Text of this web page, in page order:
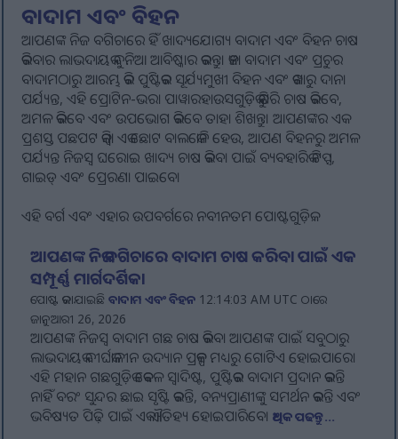
ବାଦାମ ଏବଂ ବିହନ
ଆପଣଙ୍କ ନିଜ ବଗିଚାରେ ହିଁ ଖାଦ୍ୟଯୋଗ୍ୟ ବାଦାମ ଏବଂ ବିହନ ଚାଷ
କରିବାର ଲାଭଦାୟକ ଦୁନିଆ ଆବିଷ୍କାର କରନ୍ତୁ। କଞ୍ଚା ବାଦାମ ଏବଂ ପ୍ରଚୁର
ବାଦାମଠାରୁ ଆରମ୍ଭ କରି ପୁଷ୍ଟିକର ସୂର୍ଯ୍ୟମୁଖୀ ବିହନ ଏବଂ କଖାରୁ ଦାନା
ପର୍ଯ୍ୟନ୍ତ, ଏହି ପ୍ରୋଟିନ-ଭରା ପାୱାରହାଉସଗୁଡ଼ିକୁ କିପରି ଚାଷ କରିବେ,
ଅମଳ କରିବେ ଏବଂ ଉପଭୋଗ କରିବେ ତାହା ଶିଖନ୍ତୁ। ଆପଣଙ୍କର ଏକ
ପ୍ରଶସ୍ତ ପଛପଟ କିମ୍ବା ଏକ ଛୋଟ ବାଲକୋନି ହେଉ, ଆପଣ ବିହନରୁ ଅମଳ
ପର୍ଯ୍ୟନ୍ତ ନିଜସ୍ୱ ଘରୋଇ ଖାଦ୍ୟ ଚାଷ କରିବା ପାଇଁ ବ୍ୟବହାରିକ ଟିପ୍ସ,
ଗାଇଡ୍ ଏବଂ ପ୍ରେରଣା ପାଇବେ।
ଏହି ବର୍ଗ ଏବଂ ଏହାର ଉପବର୍ଗରେ ନବୀନତମ ପୋଷ୍ଟଗୁଡ଼ିକ:
ଆପଣଙ୍କ ନିଜ ବଗିଚାରେ ବାଦାମ ଚାଷ କରିବା ପାଇଁ ଏକ
ସମ୍ପୂର୍ଣ୍ଣ ମାର୍ଗଦର୍ଶିକା
ପୋଷ୍ଟ କରାଯାଇଛିବାଦାମ ଏବଂ ବିହନ 12:14:03 AM UTC ଠାରେ
ଜାନୁଆରୀ 26, 2026
ଆପଣଙ୍କ ନିଜସ୍ୱ ବାଦାମ ଗଛ ଚାଷ କରିବା ଆପଣଙ୍କ ପାଇଁ ସବୁଠାରୁ
ଲାଭଦାୟକ ଦୀର୍ଘକାଳୀନ ଉଦ୍ୟାନ ପ୍ରକଳ୍ପ ମଧ୍ୟରୁ ଗୋଟିଏ ହୋଇପାରେ।
ଏହି ମହାନ ଗଛଗୁଡ଼ିକ କେବଳ ସ୍ୱାଦିଷ୍ଟ, ପୁଷ୍ଟିକର ବାଦାମ ପ୍ରଦାନ କରନ୍ତି
ନାହିଁ ବରଂ ସୁନ୍ଦର ଛାଇ ସୃଷ୍ଟି କରନ୍ତି, ବନ୍ୟପ୍ରାଣୀଙ୍କୁ ସମର୍ଥନ କରନ୍ତି ଏବଂ
ଭବିଷ୍ୟତ ପିଢ଼ି ପାଇଁ ଏକ ଐତିହ୍ୟ ହୋଇପାରିବେ।ଅଧିକ ପଢନ୍ତୁ...